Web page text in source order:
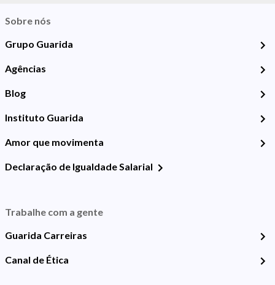
Sobre nós
Grupo Guarida
Agências
Blog
Instituto Guarida
Amor que movimenta
Declaração de Igualdade Salarial
Trabalhe com a gente
Guarida Carreiras
Canal de Ética